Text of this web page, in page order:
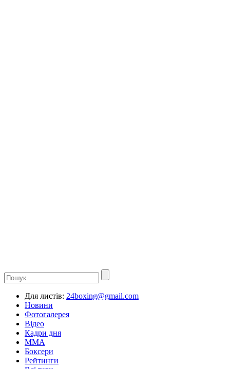
Для листів: 24boxing@gmail.com
Новини
Фотогалерея
Відео
Кадри дня
ММА
Боксери
Рейтинги